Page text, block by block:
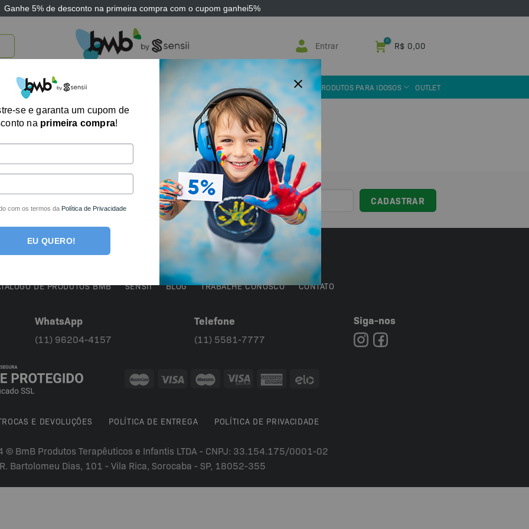
Ganhe 5% de desconto na primeira compra com o cupom ganhei5%
Entrar R$ 0,00
BRINQUEDOS E JOGOS ARK THERAPEUTIC SENSII TECNOLOGIA ASSISTIVA PRODUTOS PARA IDOSOS OUTLET
produto foi encontrado para a sua seleção.
por e-mail!
completa loja de produtos terapêuticos e sensoriais do Brasil!
DE PRODUTOS BMB SENSII BLOG TRABALHE CONOSCO CONTATO
WhatsApp
(11) 96204-4157
Telefone
(11) 5581-7777
Siga-nos
E DEVOLUÇÕES POLÍTICA DE ENTREGA POLÍTICA DE PRIVACIDADE
© BmB Produtos Terapêuticos e Infantis LTDA - CNPJ: 33.154.175/0001-02
R. Bartolomeu Dias, 101 - Vila Rica, Sorocaba - SP, 18052-355
se e garanta um cupom de
na primeira compra!
com os termos da Política de Privacidade
EU QUERO!